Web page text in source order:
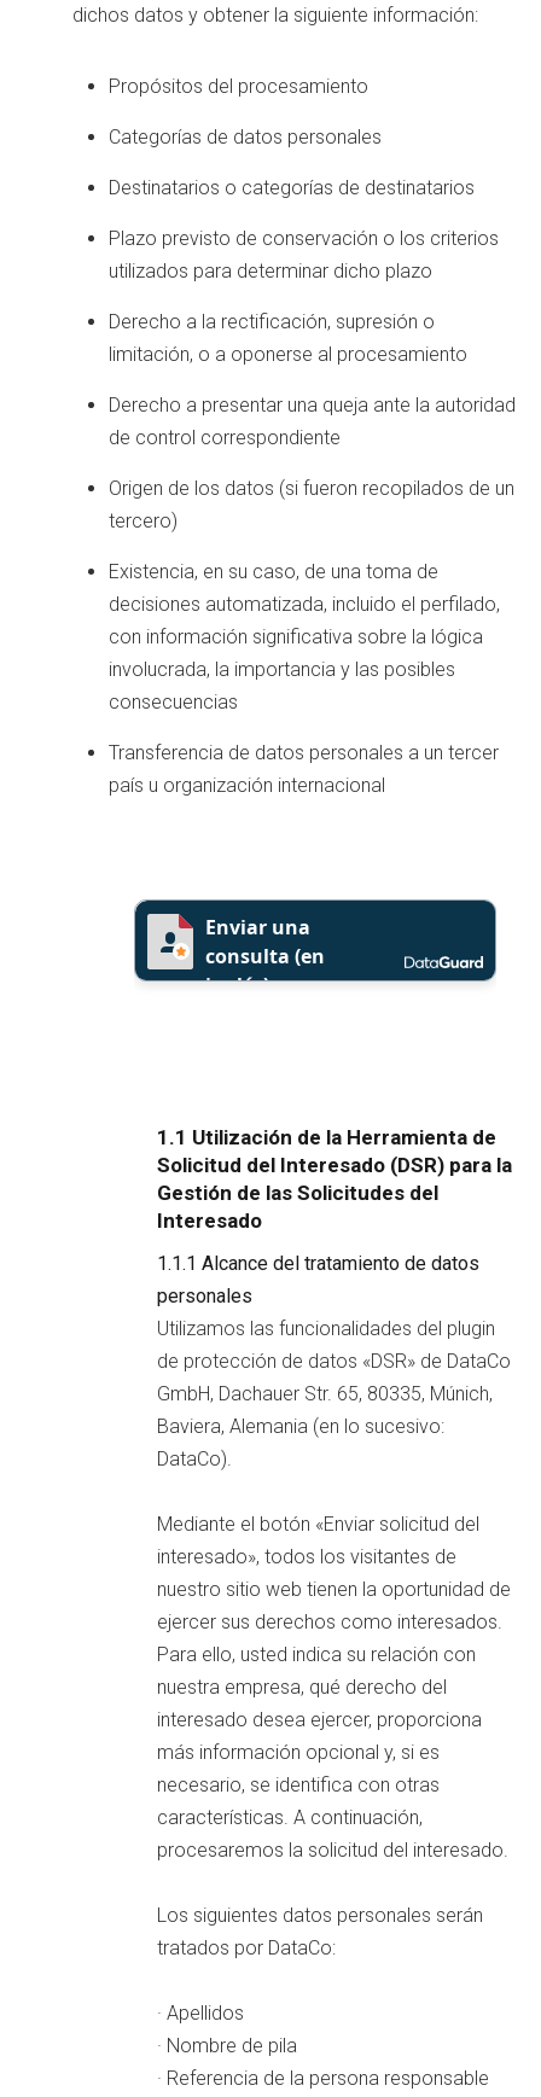
dichos datos y obtener la siguiente información:
Propósitos del procesamiento
Categorías de datos personales
Destinatarios o categorías de destinatarios
Plazo previsto de conservación o los criterios
utilizados para determinar dicho plazo
Derecho a la rectificación, supresión o
limitación, o a oponerse al procesamiento
Derecho a presentar una queja ante la autoridad
de control correspondiente
Origen de los datos (si fueron recopilados de un
tercero)
Existencia, en su caso, de una toma de
decisiones automatizada, incluido el perfilado,
con información significativa sobre la lógica
involucrada, la importancia y las posibles
consecuencias
Transferencia de datos personales a un tercer
país u organización internacional
1.1 Utilización de la Herramienta de
Solicitud del Interesado (DSR) para la
Gestión de las Solicitudes del
Interesado
1.1.1 Alcance del tratamiento de datos
personales
Utilizamos las funcionalidades del plugin
de protección de datos «DSR» de DataCo
GmbH, Dachauer Str. 65, 80335, Múnich,
Baviera, Alemania (en lo sucesivo:
DataCo).
Mediante el botón «Enviar solicitud del
interesado», todos los visitantes de
nuestro sitio web tienen la oportunidad de
ejercer sus derechos como interesados.
Para ello, usted indica su relación con
nuestra empresa, qué derecho del
interesado desea ejercer, proporciona
más información opcional y, si es
necesario, se identifica con otras
características. A continuación,
procesaremos la solicitud del interesado.
Los siguientes datos personales serán
tratados por DataCo:
· Apellidos
· Nombre de pila
· Referencia de la persona responsable